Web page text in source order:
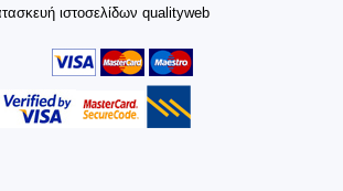
ιστοσελίδων qualityweb